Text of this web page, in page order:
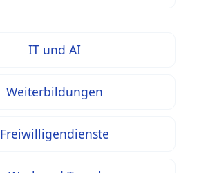
IT und AI
Weiterbildungen
Freiwilligendienste